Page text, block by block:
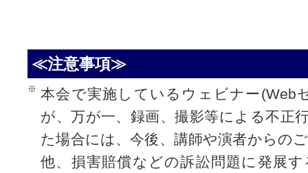
≪注意事項≫
本会で実施しているウェビナー(Web
が、万が一、録画、撮影等による不正
た場合には、今後、講師や演者からの
他、損害賠償などの訴訟問題に発展